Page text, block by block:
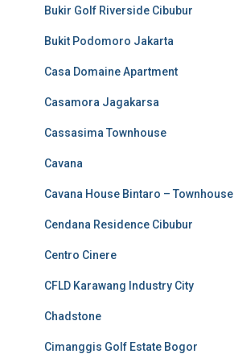
Bukir Golf Riverside Cibubur
Bukit Podomoro Jakarta
Casa Domaine Apartment
Casamora Jagakarsa
Cassasima Townhouse
Cavana
Cavana House Bintaro – Townhouse
Cendana Residence Cibubur
Centro Cinere
CFLD Karawang Industry City
Chadstone
Cimanggis Golf Estate Bogor